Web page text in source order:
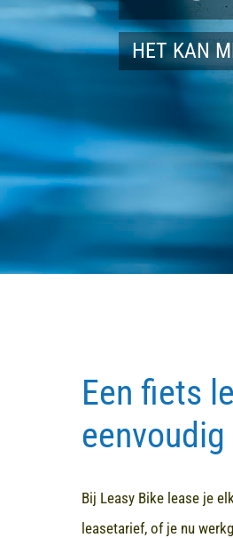
HET KAN
Een fiets
Bij Leasy Bike lease je
leasetarief, of je nu